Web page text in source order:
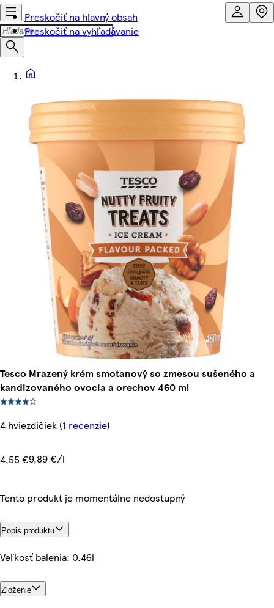
Preskočiť na hlavný obsah
Preskočiť na vyhľadávanie
Tesco Mrazený krém smotanový so zmesou sušeného a
kandizovaného ovocia a orechov 460 ml
4 hviezdičiek (1 recenzie)
4,55 €9,89 €/l
Tento produkt je momentálne nedostupný
Popis produktu
Veľkosť balenia: 0.46l
Zloženie